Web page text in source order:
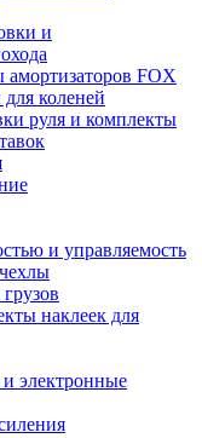
и
FOX
коленей
руля и комплекты
и управляемость
наклеек для
электронные